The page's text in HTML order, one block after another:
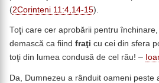
(2Corinteni 11:4,14-15).
Toţi care cer aprobării pentru
demască ca fiind fraţi cu cei din sfera
toţi din lumea condusă de cel rău! –
Da, Dumnezeu a rânduit oameni peste